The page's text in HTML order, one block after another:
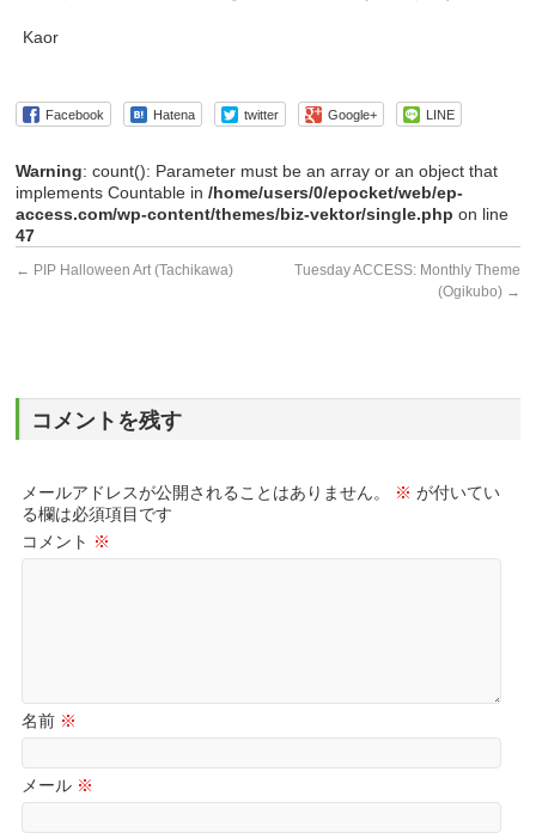
Kaor
Facebook Hatena twitter Google+ LINE
Warning: count(): Parameter must be an array or an object that
implements Countable in/home/users/0/epocket/web/ep-
access.com/wp-content/themes/biz-vektor/single.php on line
47
← PIP Halloween Art (Tachikawa)
Tuesday ACCESS: Monthly Theme
(Ogikubo) →
コメントを残す
メールアドレスが公開されることはありません。 ※ が付いてい
る欄は必須項目です
コメント ※
名前 ※
メール ※